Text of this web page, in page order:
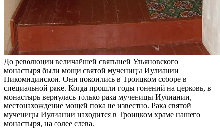
До революции величайшей святыней Ульяновского
монастыря были мощи святой мученицы Иулиании
Никомидийской. Они покоились в Троицком соборе в
специальной раке. Когда прошли годы гонений на церковь, в
монастырь вернулась только рака мученицы Иулиании,
местонахождение мощей пока не известно. Рака святой
мученицы Иулиании находится в Троицком храме нашего
монастыря, на солее слева.